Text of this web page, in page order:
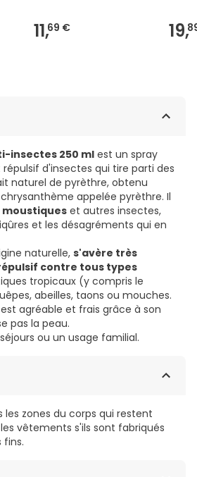
11,69 € 19,
insectes 250 ml est un spray
d'insectes qui tire parti des
naturel de pyrèthre, obtenu
appelée pyrèthre. Il
moustiques et autres insectes,
et les désagréments qui en
naturelle, s'avère très
contre tous types
tropicaux (y compris le
abeilles, taons ou mouches.
agréable et frais grâce à son
pas la peau.
ou un usage familial.
les zones du corps qui restent
vêtements s'ils sont fabriqués
fins.